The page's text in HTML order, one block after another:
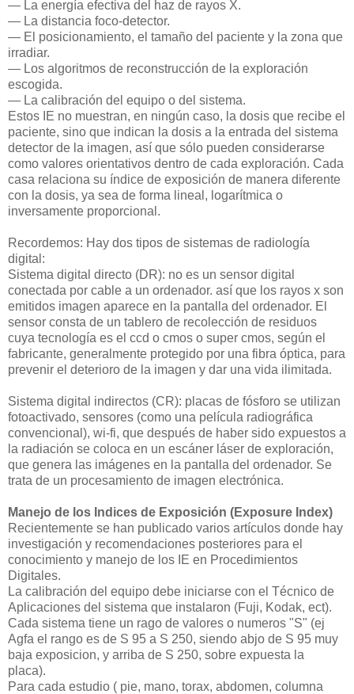
— La energía efectiva del haz de rayos X.
— La distancia foco-detector.
— El posicionamiento, el tamaño del paciente y la zona que
irradiar.
— Los algoritmos de reconstrucción de la exploración
escogida.
— La calibración del equipo o del sistema.
Estos IE no muestran, en ningún caso, la dosis que recibe el
paciente, sino que indican la dosis a la entrada del sistema
detector de la imagen, así que sólo pueden considerarse
como valores orientativos dentro de cada exploración. Cada
casa relaciona su índice de exposición de manera diferente
con la dosis, ya sea de forma lineal, logarítmica o
inversamente proporcional.
Recordemos: Hay dos tipos de sistemas de radiología
digital:
Sistema digital directo (DR): no es un sensor digital
conectada por cable a un ordenador. así que los rayos x son
emitidos imagen aparece en la pantalla del ordenador. El
sensor consta de un tablero de recolección de residuos
cuya tecnología es el ccd o cmos o super cmos, según el
fabricante, generalmente protegido por una fibra óptica, para
prevenir el deterioro de la imagen y dar una vida ilimitada.
Sistema digital indirectos (CR): placas de fósforo se utilizan
fotoactivado, sensores (como una película radiográfica
convencional), wi-fi, que después de haber sido expuestos a
la radiación se coloca en un escáner láser de exploración,
que genera las imágenes en la pantalla del ordenador. Se
trata de un procesamiento de imagen electrónica.
Manejo de los Indices de Exposición (Exposure Index)
Recientemente se han publicado varios artículos donde hay
investigación y recomendaciones posteriores para el
conocimiento y manejo de los IE en Procedimientos
Digitales.
La calibración del equipo debe iniciarse con el Técnico de
Aplicaciones del sistema que instalaron (Fuji, Kodak, ect).
Cada sistema tiene un rago de valores o numeros "S" (ej
Agfa el rango es de S 95 a S 250, siendo abjo de S 95 muy
baja exposicion, y arriba de S 250, sobre expuesta la
placa).
Para cada estudio ( pie, mano, torax, abdomen, columna